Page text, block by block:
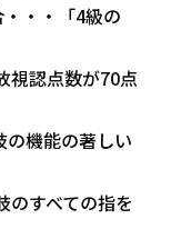
・・「4級の
認点数が70点
機能の著しい
すべての指を